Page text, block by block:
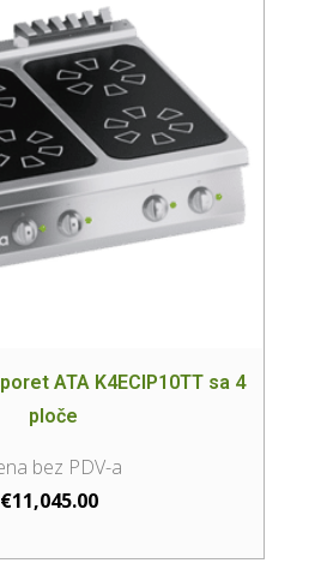
ATA K4ECIP10TT sa 4
ploče
€11,045.00